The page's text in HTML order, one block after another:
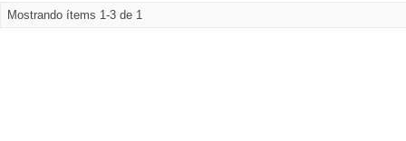
Mostrando ítems 1-3 de 1